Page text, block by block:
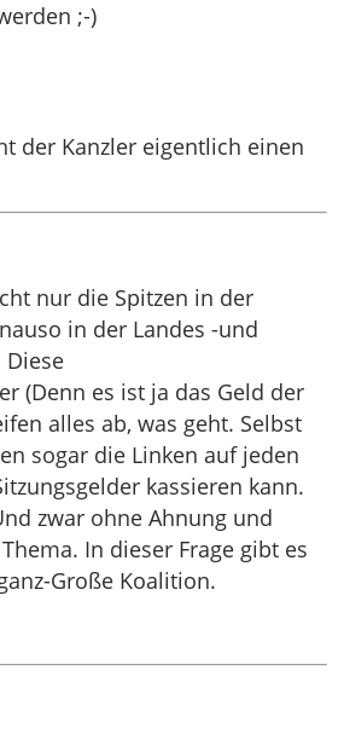
;-)
der Kanzler eigentlich einen
nur die Spitzen in der
in der Landes -und
(Denn es ist ja das Geld der
alles ab, was geht. Selbst
sogar die Linken auf jeden
kassieren kann.
zwar ohne Ahnung und
In dieser Frage gibt es
Große Koalition.